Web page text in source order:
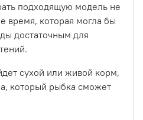
подходящую модель не
время, которая могла бы
достаточным для
сухой или живой корм,
который рыбка сможет